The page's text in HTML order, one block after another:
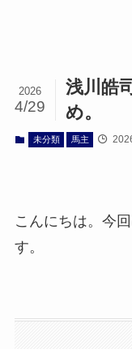
浅川皓
め。
2026
4/29
未分類 馬主
こんにちは。今
す。